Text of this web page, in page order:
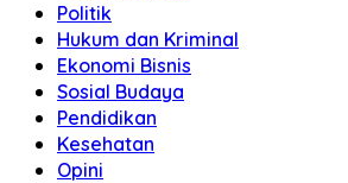
Politik
Hukum dan Kriminal
Ekonomi Bisnis
Sosial Budaya
Pendidikan
Kesehatan
Opini